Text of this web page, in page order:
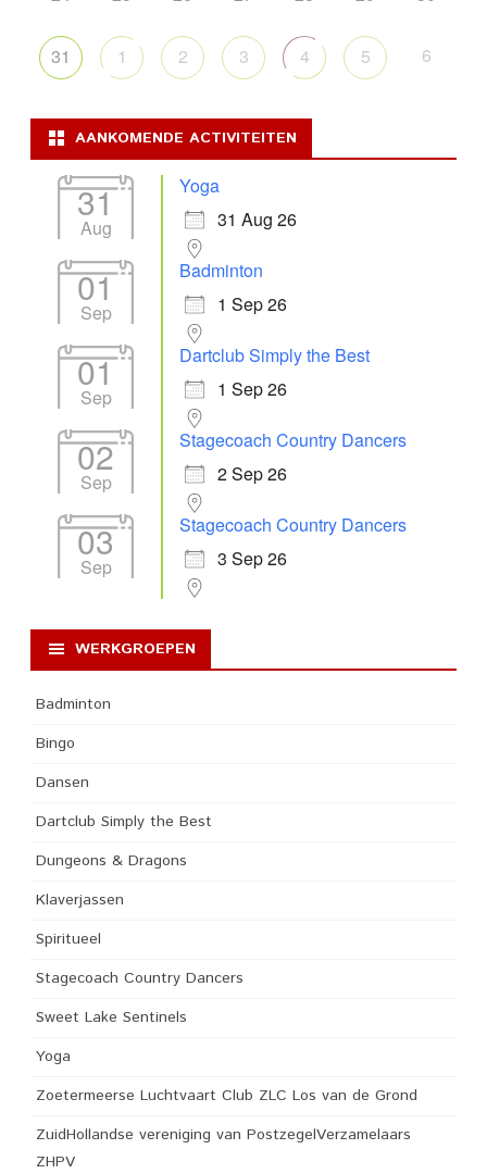
31 1 2 3 4 5 6
AANKOMENDE ACTIVITEITEN
31
Aug
Yoga
31 Aug 26
01
Sep
Badminton
1 Sep 26
01
Sep
Dartclub Simply the Best
1 Sep 26
02
Sep
Stagecoach Country Dancers
2 Sep 26
03
Sep
Stagecoach Country Dancers
3 Sep 26
WERKGROEPEN
Badminton
Bingo
Dansen
Dartclub Simply the Best
Dungeons & Dragons
Klaverjassen
Spiritueel
Stagecoach Country Dancers
Sweet Lake Sentinels
Yoga
Zoetermeerse Luchtvaart Club ZLC Los van de Grond
ZuidHollandse vereniging van PostzegelVerzamelaars
ZHPV